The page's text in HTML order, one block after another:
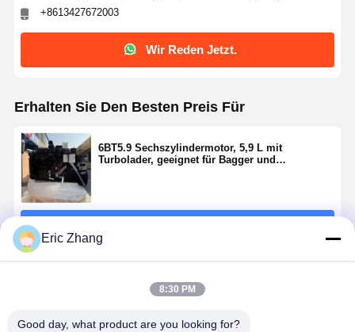
+8613427672003
Wir Reden Jetzt.
Erhalten Sie Den Besten Preis Für
6BT5.9 Sechszylindermotor, 5,9 L mit
Turbolader, geeignet für Bagger und
Empfohlene Produkte
Eric Zhang
8:30 PM
Good day, what product are you looking for?